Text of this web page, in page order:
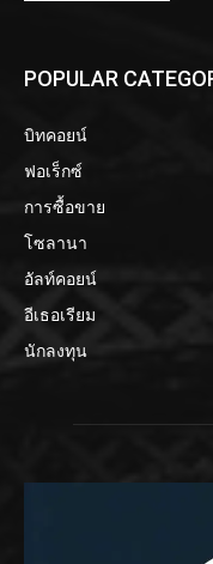
POPULAR
บิทคอยน์
ฟอเร็กซ์
การซื้อขาย
โซลานา
อัลท์คอยน์
อีเธอเรียม
นักลงทุน